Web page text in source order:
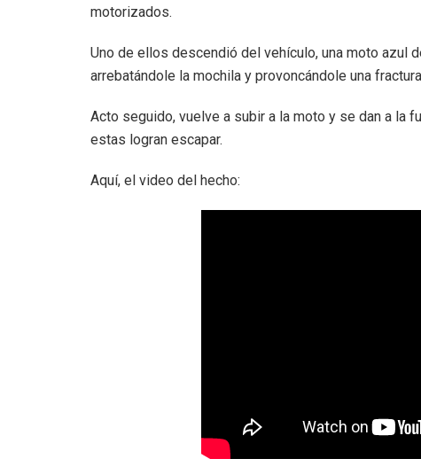
motorizados.
Uno de ellos descendió del vehículo, una moto azul
arrebatándole la mochila y provoncándole una
Acto seguido, vuelve a subir a la moto y se dan a la
estas logran escapar.
Aquí, el video del hecho: